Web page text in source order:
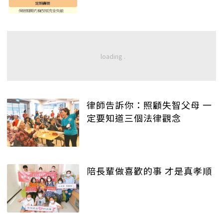
律師告訴你：照顧失智父母 一
定要知道三個法律觀念
陪長輩做喜歡的事 才是真孝順